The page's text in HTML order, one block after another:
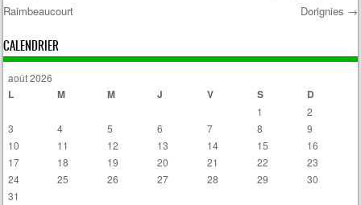
Post navigation
Raimbeaucourt
Dorignies →
CALENDRIER
août 2026
L M M J V S D
1
2
3
4 5 6 7 8
9
10
11 12 13 14 15
16
17
18 19 20 21 22
23
24
25 26 27 28 29
30
31